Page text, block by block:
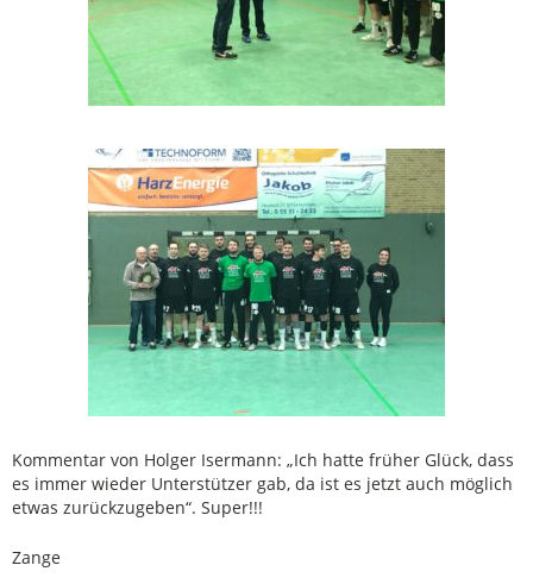
Kommentar von Holger Isermann: „Ich hatte früher Glück, dass
es immer wieder Unterstützer gab, da ist es jetzt auch möglich
etwas zurückzugeben“. Super!!!
Zange